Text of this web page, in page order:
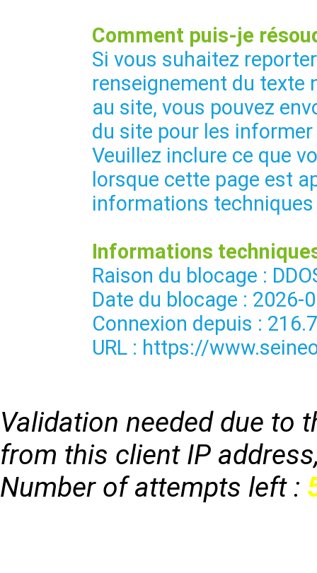
Comment puis-je
Si vous suhaitez
renseignement du texte
au site, vous pouvez
du site pour les
Veuillez inclure ce que
lorsque cette page est
informations
Informations
Raison du blocage :
Date du blocage : 2026-
Connexion depuis :
URL : https://
Validation needed due to
from this client IP
Number of attempts left :